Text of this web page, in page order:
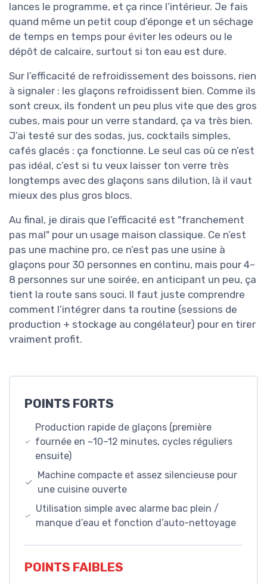
lances le programme, et ça rince l’intérieur. Je fais
quand même un petit coup d’éponge et un séchage
de temps en temps pour éviter les odeurs ou le
dépôt de calcaire, surtout si ton eau est dure.
Sur l’efficacité de refroidissement des boissons, rien
à signaler : les glaçons refroidissent bien. Comme ils
sont creux, ils fondent un peu plus vite que des gros
cubes, mais pour un verre standard, ça va très bien.
J’ai testé sur des sodas, jus, cocktails simples,
cafés glacés : ça fonctionne. Le seul cas où ce n’est
pas idéal, c’est si tu veux laisser ton verre très
longtemps avec des glaçons sans dilution, là il vaut
mieux des plus gros blocs.
Au final, je dirais que l’efficacité est "franchement
pas mal" pour un usage maison classique. Ce n’est
pas une machine pro, ce n’est pas une usine à
glaçons pour 30 personnes en continu, mais pour 4–
8 personnes sur une soirée, en anticipant un peu, ça
tient la route sans souci. Il faut juste comprendre
comment l’intégrer dans ta routine (sessions de
production + stockage au congélateur) pour en tirer
vraiment profit.
POINTS FORTS
Production rapide de glaçons (première
fournée en ~10–12 minutes, cycles réguliers
ensuite)
Machine compacte et assez silencieuse pour
une cuisine ouverte
Utilisation simple avec alarme bac plein /
manque d’eau et fonction d’auto-nettoyage
POINTS FAIBLES